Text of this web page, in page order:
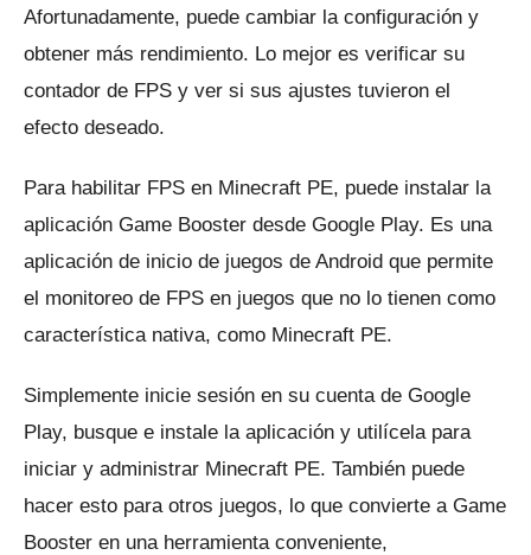
Afortunadamente, puede cambiar la configuración y
obtener más rendimiento. Lo mejor es verificar su
contador de FPS y ver si sus ajustes tuvieron el
efecto deseado.
Para habilitar FPS en Minecraft PE, puede instalar la
aplicación Game Booster desde Google Play. Es una
aplicación de inicio de juegos de Android que permite
el monitoreo de FPS en juegos que no lo tienen como
característica nativa, como Minecraft PE.
Simplemente inicie sesión en su cuenta de Google
Play, busque e instale la aplicación y utilícela para
iniciar y administrar Minecraft PE. También puede
hacer esto para otros juegos, lo que convierte a Game
Booster en una herramienta conveniente,